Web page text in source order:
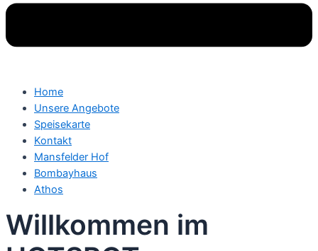
Home
Unsere Angebote
Speisekarte
Kontakt
Mansfelder Hof
Bombayhaus
Athos
Willkommen im